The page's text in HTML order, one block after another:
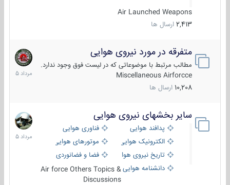
Air Launched Weapons
2,413 ارسال ها
متفرقه در مورد نیروی هوایی
مطالب مرتبط با موضوعاتی که در لیست فوق وجود ندارد.
Miscellaneous Airforcce
10,208 ارسال ها
7
مرداد
1405
سایر بخشهای نیروی هوایی
پدافند هوایی
فناوری هوایی
الکترونیک هوایی
موتورهای هوایی
تاریخ نیروی هوایی
فضا و فضانوردی
دانشنامه هواییAir force Others Topics &
Discussions
2
مرداد
1405